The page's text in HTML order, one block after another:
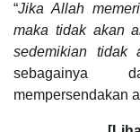
“Jika Allah
maka tidak akan
sedemikian tidak
sebagainya
mempersendakan